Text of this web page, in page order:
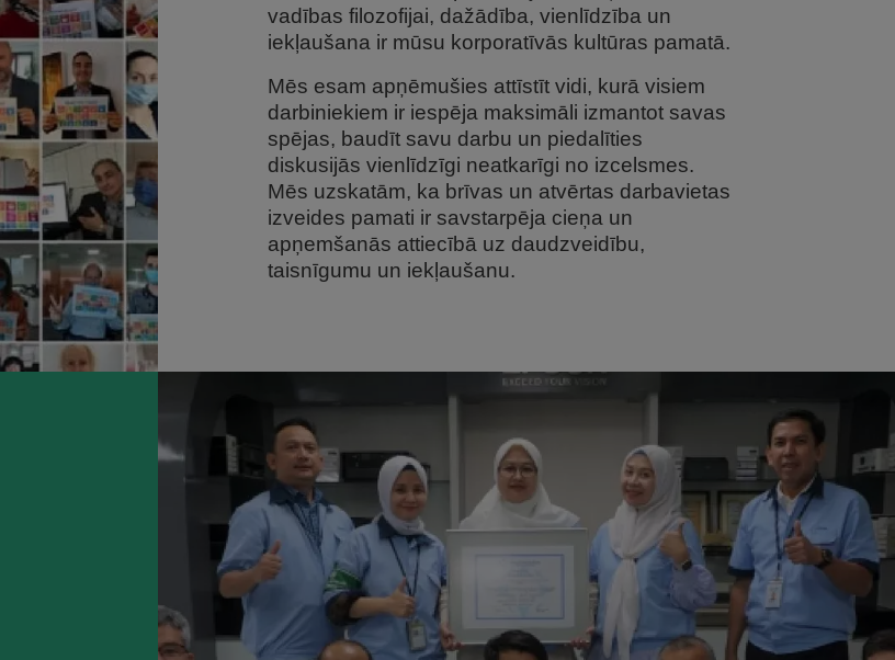
vadības filozofijai, dažādība, vienlīdzība un
iekļaušana ir mūsu korporatīvās kultūras pamatā.
Mēs esam apņēmušies attīstīt vidi, kurā visiem
darbiniekiem ir iespēja maksimāli izmantot savas
spējas, baudīt savu darbu un piedalīties
diskusijās vienlīdzīgi neatkarīgi no izcelsmes.
Mēs uzskatām, ka brīvas un atvērtas darbavietas
izveides pamati ir savstarpēja cieņa un
apņemšanās attiecībā uz daudzveidību,
taisnīgumu un iekļaušanu.